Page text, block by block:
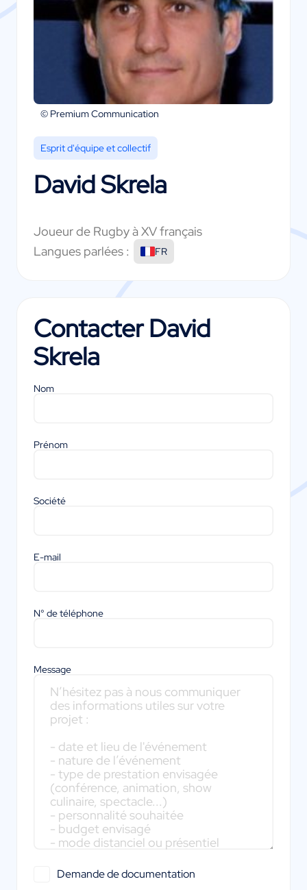
© Premium Communication
Esprit d'équipe et collectif
David Skrela
Joueur de Rugby à XV français
Langues parlées :
FR
ContacterDavid
Skrela
Nom
Prénom
Société
E-mail
N° de téléphone
Message
Demande de documentation